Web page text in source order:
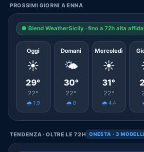
PROSSIMI GIORNI A ENNA
● Blend WeatherSicily · fino a 72h alta
Oggi
☀️
29°
22°
🌧️ 1.9
Domani
🌤️
30°
22°
🌧️ 0
Mercoledì
☀️
31°
22°
🌧️ 4.4
TENDENZA · OLTRE LE 72H ONESTA · 3 MODELLI